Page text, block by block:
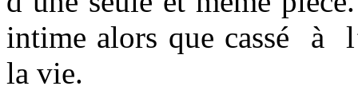
intime alors que cassé à
la vie.